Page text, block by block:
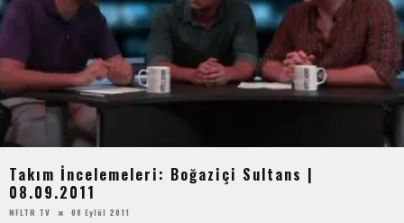
Takım İncelemeleri: Boğaziçi Sultans |
08.09.2011
NFLTR TV 08 Eylül 2011